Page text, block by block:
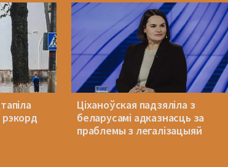
Ціханоўская падзяліла з
беларусамі адказнасць за
праблемы з легалізацыяй